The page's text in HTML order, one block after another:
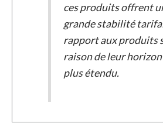
ces produits offrent
grande stabilité
rapport aux produits
raison de leur
plus étendu.